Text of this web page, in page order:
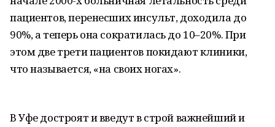
пациентов, перенесших инсульт, доходила до
90%, а теперь она сократилась до 10–20%. При
этом две трети пациентов покидают клиники,
что называется, «на своих ногах».
В Уфе достроят и введут в строй важнейший и